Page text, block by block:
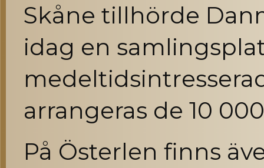
Skåne tillhörde
idag en
arrangeras de 10
På Österlen finns